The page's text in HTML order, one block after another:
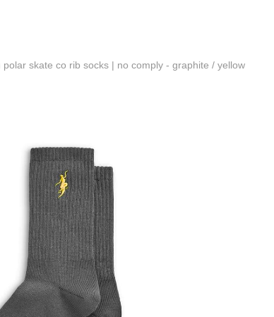
polar skate co rib socks | no comply - graphite / yellow